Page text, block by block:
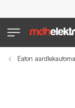
Eaton